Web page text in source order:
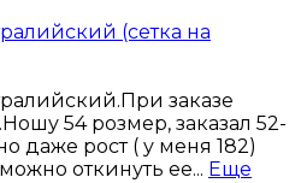
(сетка на
заказе
54 розмер, заказал 52-
даже рост ( у меня 182)
откинуть ее... Еще